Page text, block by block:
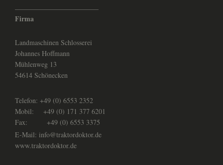
Firma
Landmaschinen Schlosserei
Johannes Hoffmann
Mühlenweg 13
54614 Schönecken
Telefon: +49 (0) 6553 2352
Mobil: +49 (0) 171 377 6201
Fax: +49 (0) 6553 3375
E-Mail: info@traktordoktor.de
www.traktordoktor.de